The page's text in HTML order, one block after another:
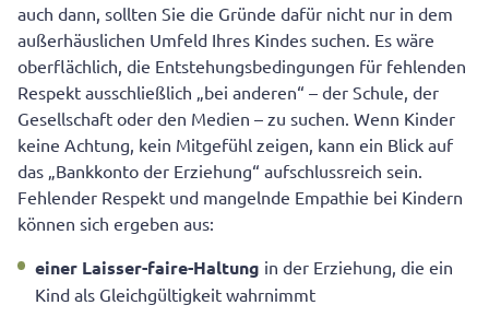
auch dann, sollten Sie die Gründe dafür nicht nur in dem
außerhäuslichen Umfeld Ihres Kindes suchen. Es wäre
oberflächlich, die Entstehungsbedingungen für fehlenden
Respekt ausschließlich „bei anderen“ – der Schule, der
Gesellschaft oder den Medien – zu suchen. Wenn Kinder
keine Achtung, kein Mitgefühl zeigen, kann ein Blick auf
das „Bankkonto der Erziehung“ aufschlussreich sein.
Fehlender Respekt und mangelnde Empathie bei Kindern
können sich ergeben aus:
einer Laisser-faire-Haltung in der Erziehung, die ein
Kind als Gleichgültigkeit wahrnimmt